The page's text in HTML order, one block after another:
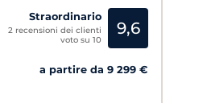
Straordinario
2 recensioni dei clienti
voto su 10
9,6
a partire da 9 299 €